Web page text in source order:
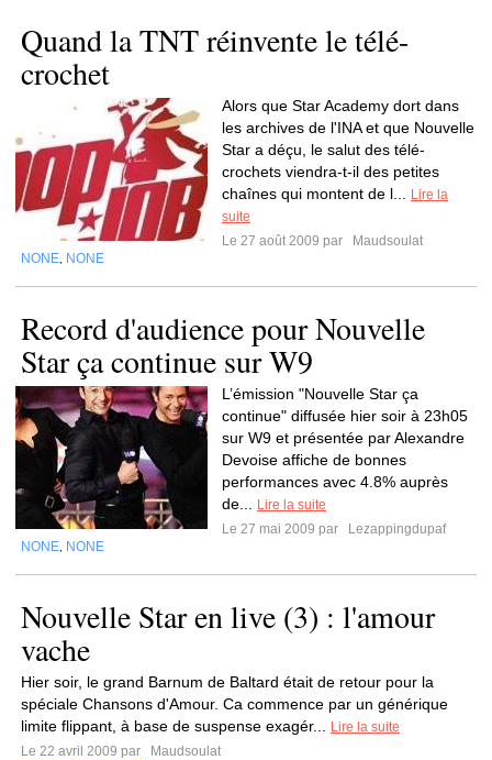
Quand la TNT réinvente le télé-
crochet
Alors que Star Academy dort dans
les archives de l'INA et que Nouvelle
Star a déçu, le salut des télé-
crochets viendra-t-il des petites
chaînes qui montent de l...
Lire la
suite
Le 27 août 2009 par
Maudsoulat
NONE NONE
Record d'audience pour Nouvelle
Star ça continue sur W9
L’émission "Nouvelle Star ça
continue" diffusée hier soir à 23h05
sur W9 et présentée par Alexandre
Devoise affiche de bonnes
performances avec 4.8% auprès
de...
Lire la suite
Le 27 mai 2009 par
Lezappingdupaf
NONE NONE
Nouvelle Star en live (3) : l'amour
vache
Hier soir, le grand Barnum de Baltard était de retour pour la
spéciale Chansons d'Amour. Ca commence par un générique
limite flippant, à base de suspense exagér...
Lire la suite
Le 22 avril 2009 par
Maudsoulat